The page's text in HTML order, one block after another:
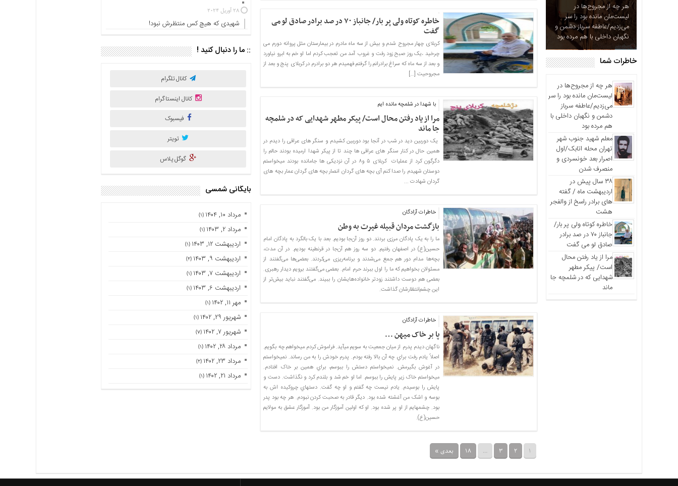
هر چه از مجروح‌ها در
لیست‌مان مانده بود را سر
می‌زدیم/عاطفه سرباز دشمن و
نگهبان داخلی با هم مرده بود
خاطرات شما
هر چه از مجروح‌ها در
لیست‌مان مانده بود را سر
می‌زدیم/عاطفه سرباز
دشمن و نگهبان داخلی با
هم مرده بود
معلم شهید جنوب شهر
تهران محله اتابک/اول
اصرار بعد خونسردی و
منصرف شدن
۳۸ سال پیش در
اردیبهشت ماه / گفته
های برادر راسخ از والفجر
هشت
خاطره کوتاه ولی پر بار/
جانباز ۷۰ در صد برادر
صادق لو می گفت
مرا از یاد رفتن محال
است/ پیکر مطهر
شهدایی که در شلمچه جا
ماند
خاطره کوتاه ولی پر بار/ جانباز ۷۰ در صد برادر صادق لو می
گفت
کربلای چهار مجروح شدم و بیش از سه ماه مادرم در بیمارستان مثل پروانه دورم می
چرخید ،یک روز صبح زود رفت و غروب آمد من تعجب کردم اما او خم به ابرو نیاورد
و بعد از سه ماه که سراغ برادرانم را گرفتم فهمیدم هر دو برادرم در کربلای پنج و بعد از
مجروحیت […]
با شهدا در شلمچه مانده ایم
مرا از یاد رفتن محال است/ پیکر مطهر شهدایی که در شلمچه
جا ماند
یک دوربین دید در شب در آنجا بود دوربین کشیدم و سنگر های عراقی را دیدم در
همین حال در کنار سنگر های عراقی ها چند تا از پیکر شهدا ارمیده بودند حالم را
دگرگون کرد از عملیات کربلای ۵ و۸ در آن نزدیکی ها جامانده بودند میخواستم
دوستان شهیدم را صدا کنم آی بچه های گردان انصار بچه های گردان عمار بچه های
گردان شهادت ...
خاطرات آزادگان
بازگشت مردان قبیله غیرت به وطن
ما را به یک پادگان مرزی بردند. دو روز آن‌جا بودیم. بعد با یک بالگرد به پادگان امام
حسین(ع) در اصفهان رفتیم. دو سه روز هم آن‌جا در قرنطینه بودیم. در آن مدت،
بچه‌ها مدام دور هم جمع می‌شدند و برنامه‌ریزی می‌کردند. بعضی‌ها می‌گفتند از
مسئولان بخواهیم که ما را اول ببرند حرم امام. بعضی می‌گفتند برویم دیدار رهبری.
بعضی هم دوست داشتند زودتر خانواده‌هایشان را ببیند. می‌گفتند نباید بیش‌تر از
این چشم‌انتظارشان گذاشت.
خاطرات آزادگان
پا بر خاک میهن …
ناگهان ديدم پدرم از ميان جمعيت به سويم ميآيد. فراموش کردم ميخواهم چه بگويم.
اصلاً يادم رفت براي چه آن بالا رفته بودم. پدرم خودش را به من رساند. نميخواستم
در آغوش بگيرمش. نميخواستم دستش را ببوسم، براي همين بر خاک افتادم.
ميخواستم خاک زير پايش را ببوسم. اما او خم شد و بلندم کرد و نگذاشت. دست و
پايش را بوسيدم. يادم نيست چه گفتم و او چه گفت. دستهاي چروکيده اش به
بوسه و اشک من آغشته شده بود. ديگر قادر به صحبت کردن نبودم. هر چه بود پدر
بود. چشمهايم از او پر شده بود. او که اولين آموزگار من بود. آموزگار عشق به مولايم
حسين(ع).
1
2
3
…
18 بعدی »
28 آوریل 2024
شهیدی که هیچ کس منتظرش نبود!
:: ما را دنبال کنید !
کانال تلگرام
کانال اینستاگرام
فیسبوک
تویتر
گوگل پلاس
بایگانی شمسی
مرداد ۱۰, ۱۴۰۴ (۱)
مرداد ۲, ۱۴۰۳ (۱)
اردیبهشت ۱۲, ۱۴۰۳ (۱)
اردیبهشت ۹, ۱۴۰۳ (۲)
اردیبهشت ۷, ۱۴۰۳ (۱)
اردیبهشت ۶, ۱۴۰۳ (۱)
مهر ۱۱, ۱۴۰۲ (۱)
شهریور ۲۹, ۱۴۰۲ (۱)
شهریور ۷, ۱۴۰۲ (۷)
مرداد ۲۸, ۱۴۰۲ (۱)
مرداد ۲۳, ۱۴۰۲ (۲)
مرداد ۲۱, ۱۴۰۲ (۱)